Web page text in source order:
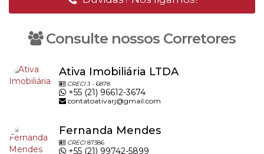
Consulte nossos Corretores
Ativa Imobiliária LTDA
CRECIJ - 6878
+55 (21) 96612-3674
contatoativarj@gmail.com
Fernanda Mendes
CRECI87386
+55 (21) 99742-5899